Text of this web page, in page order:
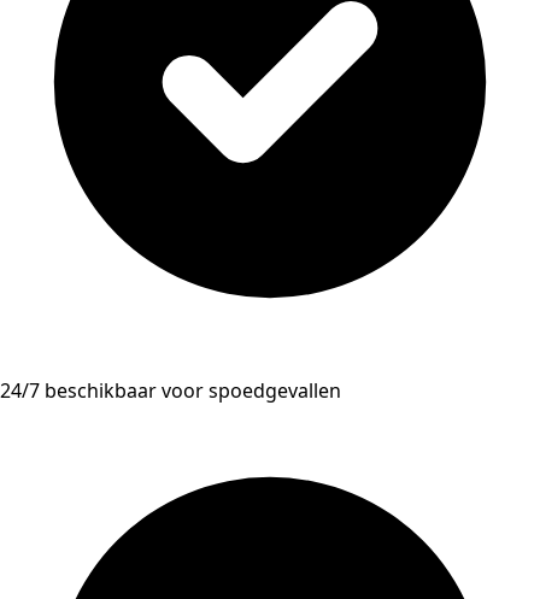
24/7 beschikbaar voor spoedgevallen